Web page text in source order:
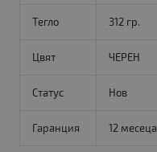
Тегло 312 гр.
Цвят ЧЕРЕН
Статус Нов
Гаранция 12 месеца